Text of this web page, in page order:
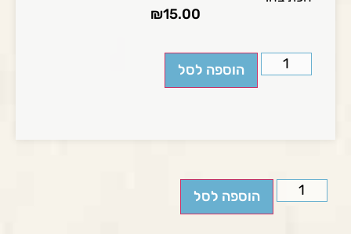
₪15.00
הוספה לסל
הוספה לסל